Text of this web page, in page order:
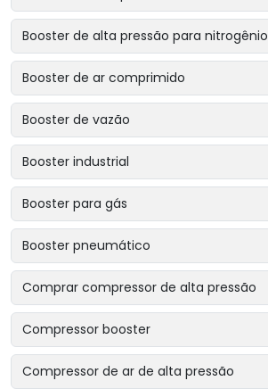
Booster de alta pressão para nitrogênio
Booster de ar comprimido
Booster de vazão
Booster industrial
Booster para gás
Booster pneumático
Comprar compressor de alta pressão
Compressor booster
Compressor de ar de alta pressão